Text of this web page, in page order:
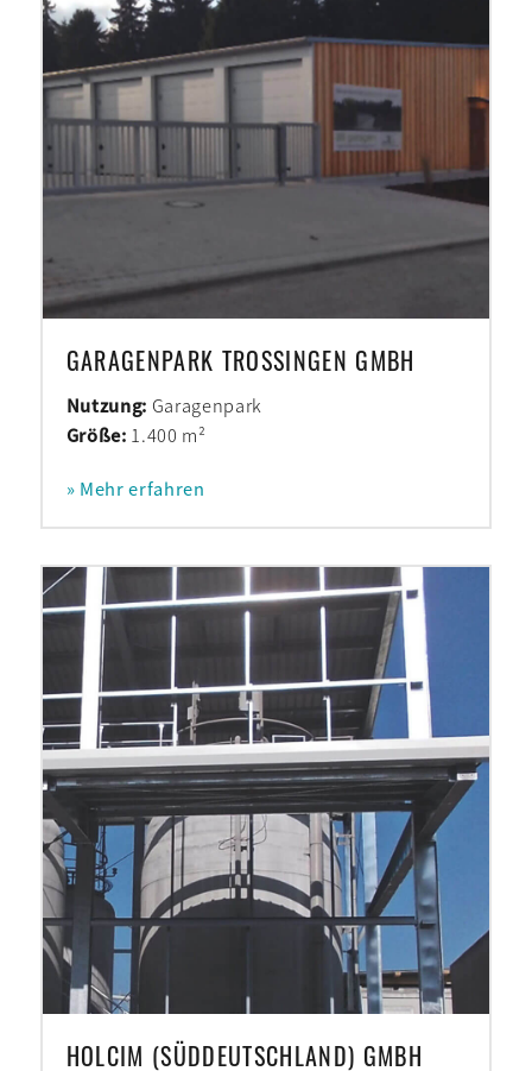
GARAGENPARK TROSSINGEN GMBH
Nutzung: Garagenpark
Größe: 1.400 m²
» Mehr erfahren
HOLCIM (SÜDDEUTSCHLAND) GMBH